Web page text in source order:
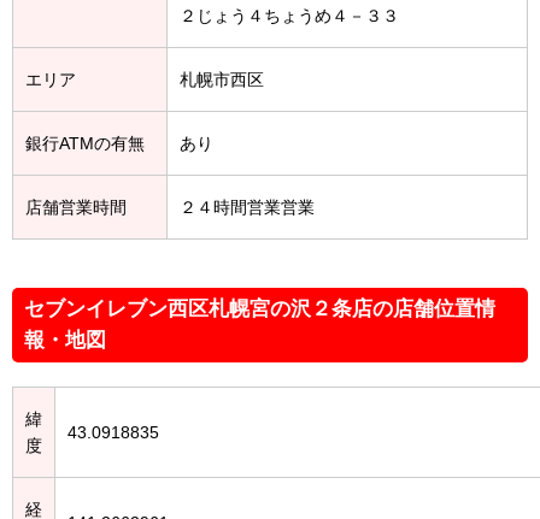
２じょう４ちょうめ４－３３
エリア 札幌市西区
銀行ATMの有無 あり
店舗営業時間 ２４時間営業営業
セブンイレブン西区札幌宮の沢２条店の店舗位置情
報・地図
緯
度
43.0918835
経